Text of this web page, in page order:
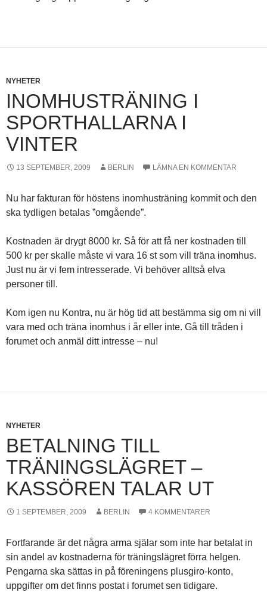
NYHETER
INOMHUSTRÄNING I
SPORTHALLARNA I
VINTER
13 SEPTEMBER, 2009 BERLIN LÄMNA EN KOMMENTAR
Nu har fakturan för höstens inomhusträning kommit och den
ska tydligen betalas ”omgående”.
Kostnaden är drygt 8000 kr. Så för att få ner kostnaden till
500 kr per skalle måste vi vara 16 st som vill träna inomhus.
Just nu är vi fem intresserade. Vi behöver alltså elva
personer till.
Kom igen nu Kontra, nu är hög tid att bestämma sig om ni vill
vara med och träna inomhus i år eller inte. Gå till tråden i
forumet och anmäl ditt intresse – nu!
NYHETER
BETALNING TILL
TRÄNINGSLÄGRET –
KASSÖREN TALAR UT
1 SEPTEMBER, 2009 BERLIN 4 KOMMENTARER
Fortfarande är det några arma själar som inte har betalat in
sin andel av kostnaderna för träningslägret förra helgen.
Pengarna ska sättas in på föreningens plusgiro-konto,
uppgifter om det finns postat i forumet sen tidigare.